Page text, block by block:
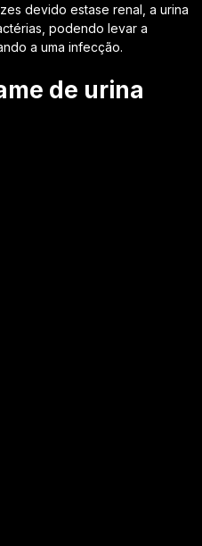
devido estase renal, a urina
podendo levar a
a uma infecção.
de urina